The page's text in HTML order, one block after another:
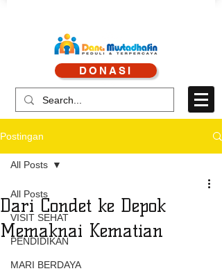
CALL CENTRE : 0878
CALL LAYANAN : 0813
DONASI
Postingan
All Posts
VISIT SEHAT
PENDIDIKAN
MARI BERDAYA
All Posts
Dari Condet ke Depok
Memaknai Kematian